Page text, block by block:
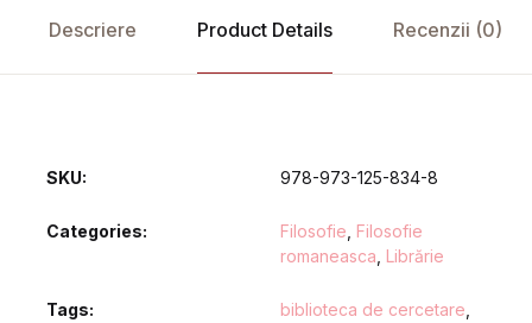
Descriere Product Details Recenzii (0)
SKU: 978-973-125-834-8
Categories: Filosofie Filosofie
romaneasca Librărie
Tags: biblioteca de cercetare